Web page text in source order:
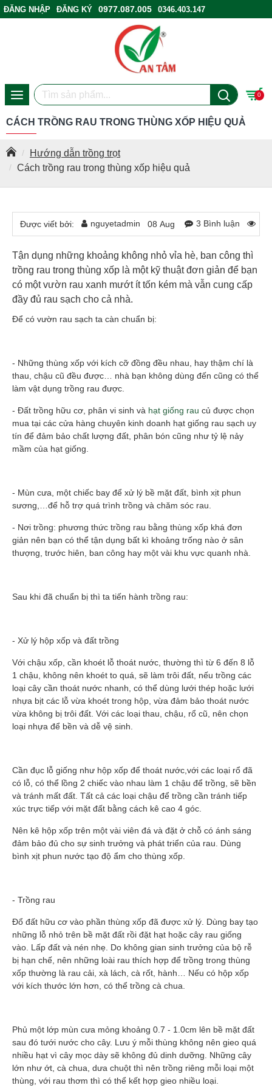
ĐĂNG NHẬP ĐĂNG KÝ 0977.087.005
0346.403.147
0
Hướng dẫn trồng trọt
Cách trồng rau trong thùng xốp hiệu quả
CÁCH TRỒNG RAU TRONG THÙNG XỐP HIỆU QUẢ
Được viết bởi: nguyetadmin 08 Aug 3 Bình luận
Tận dụng những khoảng không nhỏ vỉa hè, ban công thì
trồng rau trong thùng xốp là một kỹ thuật đơn giản để bạn
có một vườn rau xanh mướt ít tốn kém mà vẫn cung cấp
đầy đủ rau sạch cho cả nhà.
Để có vườn rau sạch ta càn chuẩn bị:
- Những thùng xốp với kích cỡ đồng đều nhau, hay thậm chí là
thau, chậu cũ đều được… nhà bạn không dùng đến cũng có thể
làm vật dụng trồng rau được.
- Đất trồng hữu cơ, phân vi sinh và hạt giống rau củ được chọn
mua tại các cửa hàng chuyên kinh doanh hạt giống rau sạch uy
tín để đảm bảo chất lượng đất, phân bón cũng như tỷ lệ nảy
mầm của hạt giống.
- Mùn cưa, một chiếc bay để xử lý bề mặt đất, bình xịt phun
sương,…để hỗ trợ quá trình trồng và chăm sóc rau.
- Nơi trồng: phương thức trồng rau bằng thùng xốp khá đơn
giản nên bạn có thể tận dụng bất kì khoảng trống nào ở sân
thượng, trước hiên, ban công hay một vài khu vực quanh nhà.
Sau khi đã chuẩn bị thì ta tiến hành trồng rau:
- Xử lý hộp xốp và đất trồng
Với chậu xốp, cần khoét lỗ thoát nước, thường thì từ 6 đến 8 lỗ
1 chậu, không nên khoét to quá, sẽ làm trôi đất, nếu trồng các
loại cây cần thoát nước nhanh, có thể dùng lưới thép hoặc lưới
nhựa bịt các lỗ vừa khoét trong hộp, vừa đảm bảo thoát nước
vừa không bị trôi đất. Với các loại thau, chậu, rổ cũ, nên chọn
loại nhựa để bền và dễ vệ sinh.
Cần đục lỗ giống như hộp xốp để thoát nước,với các loại rổ đã
có lỗ, có thể lồng 2 chiếc vào nhau làm 1 chậu để trồng, sẽ bền
và tránh mất đất. Tất cả các loại chậu để trồng cần tránh tiếp
xúc trực tiếp với mặt đất bằng cách kê cao 4 góc.
Nên kê hộp xốp trên một vài viên đá và đặt ở chỗ có ánh sáng
đảm bảo đủ cho sự sinh trưởng và phát triển của rau. Dùng
bình xịt phun nước tạo độ ẩm cho thùng xốp.
- Trồng rau
Đổ đất hữu cơ vào phần thùng xốp đã được xử lý. Dùng bay tạo
những lỗ nhỏ trên bề mặt đất rồi đặt hạt hoặc cây rau giống
vào. Lấp đất và nén nhẹ. Do không gian sinh trưởng của bộ rễ
bị hạn chế, nên những loài rau thích hợp để trồng trong thùng
xốp thường là rau cải, xà lách, cà rốt, hành… Nếu có hộp xốp
với kích thước lớn hơn, có thể trồng cà chua.
Phủ một lớp mùn cưa mỏng khoảng 0.7 - 1.0cm lên bề mặt đất
sau đó tưới nước cho cây. Lưu ý mỗi thùng không nên gieo quá
nhiều hạt vì cây mọc dày sẽ không đủ dinh dưỡng. Những cây
lớn như ớt, cà chua, dưa chuột thì nên trồng riêng mỗi loại một
thùng, với rau thơm thì có thể kết hợp gieo nhiều loại.